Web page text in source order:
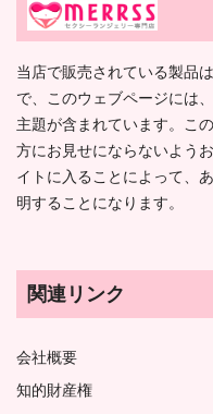
当店で販売されている製品
で、このウェブページには
主題が含まれています。こ
方にお見せにならないよう
イトに入ることによって、
明することになります。
関連リンク
会社概要
知的財産権